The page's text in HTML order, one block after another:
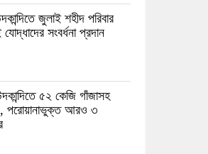
জুলাই শহীদ পরিবার
সংবর্ধনা প্রদান
৫২ কেজি গাঁজাসহ
আরও ৩